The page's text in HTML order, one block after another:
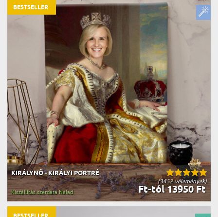
(3452 vélemények)
KIRÁLYNŐ - KIRÁLYI PORTRÉ
Ft-tól 13950 Ft
Kiszállítás szerdára Nálad
BESTSELLER